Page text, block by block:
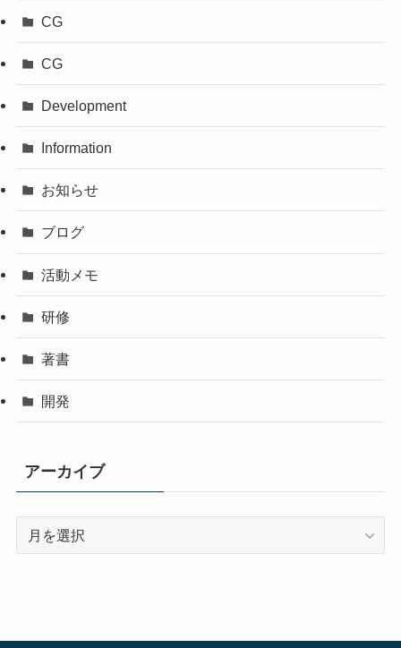
CG
CG
Development
Information
お知らせ
ブログ
活動メモ
研修
著書
開発
アーカイブ